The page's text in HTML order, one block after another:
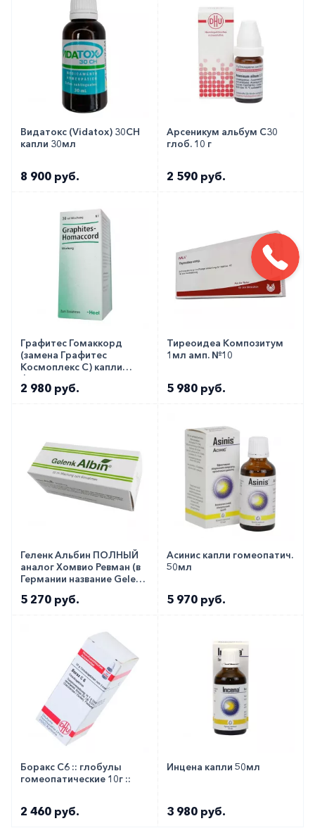
Видатокс (Vidatox) 30CH
капли 30мл
8 900 руб.
Арсеникум альбум C30
глоб. 10 г
2 590 руб.
Графитес Гомаккорд
(замена Графитес
Космоплекс C) капли
флакон 30мл
2 980 руб.
Тиреоидеа Композитум
1мл амп. №10
5 980 руб.
Геленк Альбин ПОЛНЫЙ
аналог Хомвио Ревман (в
Германии название Gelenk
5 270 руб.
Асинис капли гомеопатич.
50мл
5 970 руб.
Боракс C6 :: глобулы
гомеопатические 10г ::
2 460 руб.
Инцена капли 50мл
3 980 руб.